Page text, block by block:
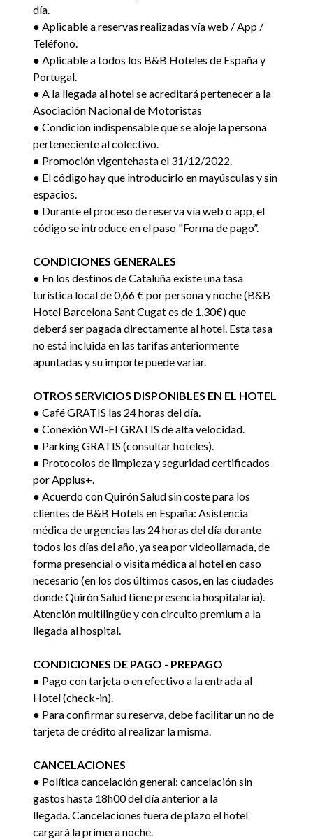
día.
● Aplicable a reservas realizadas vía web / App /
Teléfono.
● Aplicable a todos los B&B Hoteles de España y
Portugal.
● A la llegada al hotel se acreditará pertenecer a la
Asociación Nacional de Motoristas
● Condición indispensable que se aloje la persona
perteneciente al colectivo.
● Promoción vigentehasta el 31/12/2022.
● El código hay que introducirlo en mayúsculas y sin
espacios.
● Durante el proceso de reserva vía web o app, el
código se introduce en el paso "Forma de pago”.
CONDICIONES GENERALES
● En los destinos de Cataluña existe una tasa
turística local de 0,66 € por persona y noche (B&B
Hotel Barcelona Sant Cugat es de 1,30€) que
deberá ser pagada directamente al hotel. Esta tasa
no está incluida en las tarifas anteriormente
apuntadas y su importe puede variar.
OTROS SERVICIOS DISPONIBLES EN EL HOTEL
● Café GRATIS las 24 horas del día.
● Conexión WI-FI GRATIS de alta velocidad.
● Parking GRATIS (consultar hoteles).
● Protocolos de limpieza y seguridad certificados
por Applus+.
● Acuerdo con Quirón Salud sin coste para los
clientes de B&B Hotels en España: Asistencia
médica de urgencias las 24 horas del día durante
todos los días del año, ya sea por videollamada, de
forma presencial o visita médica al hotel en caso
necesario (en los dos últimos casos, en las ciudades
donde Quirón Salud tiene presencia hospitalaria).
Atención multilingüe y con circuito premium a la
llegada al hospital.
CONDICIONES DE PAGO - PREPAGO
● Pago con tarjeta o en efectivo a la entrada al
Hotel (check-in).
● Para confirmar su reserva, debe facilitar un no de
tarjeta de crédito al realizar la misma.
CANCELACIONES
● Política cancelación general: cancelación sin
gastos hasta 18h00 del día anterior a la
llegada. Cancelaciones fuera de plazo el hotel
cargará la primera noche.